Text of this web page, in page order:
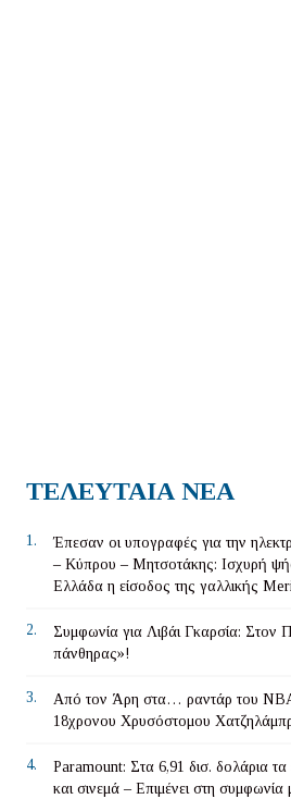
ΤΕΛΕΥΤΑΙΑ ΝΕΑ
1.
Έπεσαν οι υπογραφές για την
– Κύπρου – Μητσοτάκης: Ισχυρή
Ελλάδα η είσοδος της γαλλικής
2.
Συμφωνία για Λιβάι Γκαρσία: Στον
πάνθηρας»!
3.
Από τον Άρη στα… ραντάρ του
18χρονου Χρυσόστομου
4.
Paramount: Στα 6,91 δισ. δολάρια
και σινεμά – Επιμένει στη